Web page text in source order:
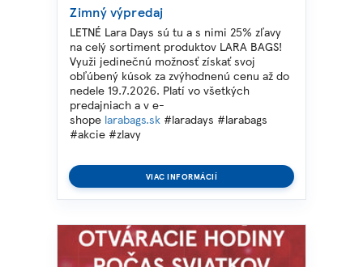
Zimný výpredaj
LETNÉ Lara Days sú tu a s nimi 25% zľavy
na celý sortiment produktov LARA BAGS!
Využi jedinečnú možnosť získať svoj
obľúbený kúsok za zvýhodnenú cenu až do
nedele 19.7.2026. Platí vo všetkých
predajniach a v e-
shope larabags.sk #laradays #larabags
#akcie #zlavy
VIAC INFORMÁCIÍ